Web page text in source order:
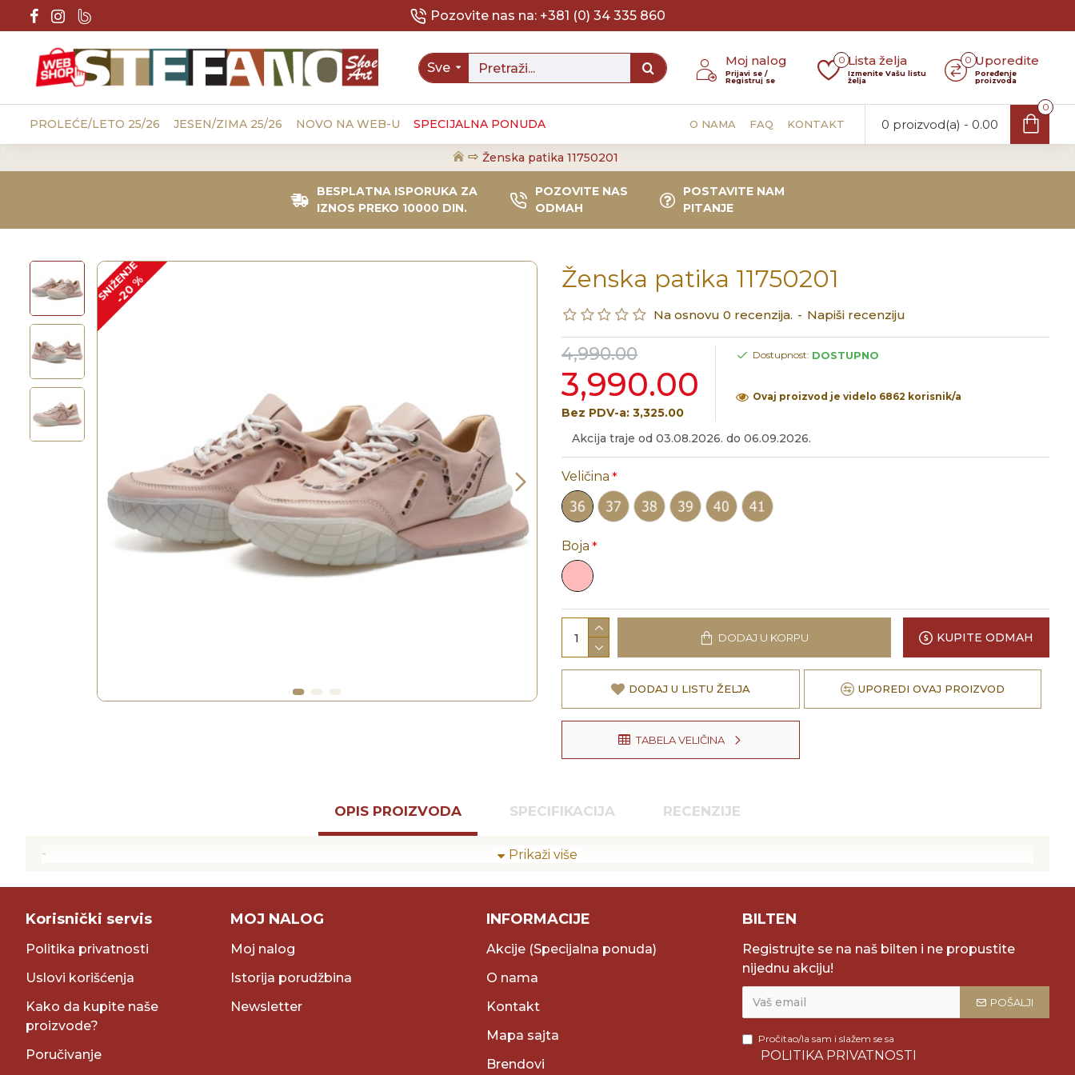
Pozovite nas na: +381 (0) 34 335 860
Sve Moj nalog
Prijavi se /
Registruj se
Lista želja
Izmenite Vašu listu
želja
0 Uporedite
Poređenje
proizvoda
0
PROLEĆE/LETO 25/26 JESEN/ZIMA 25/26 NOVO NA WEB-U SPECIJALNA PONUDA O NAMA FAQ KONTAKT 0 proizvod(a) - 0.00
0
Ženska patika 11750201
BESPLATNA ISPORUKA ZA
IZNOS PREKO 10000 DIN.
POZOVITE NAS
ODMAH
POSTAVITE NAM
PITANJE
SNIŽENJE
-20 % Ženska patika 11750201
Na osnovu 0 recenzija. - Napiši recenziju
3,990.00
4,990.00
Bez PDV-a: 3,325.00
Dostupnost: DOSTUPNO
Ovaj proizvod je videlo 6862 korisnik/a
Akcija traje od 03.08.2026. do 06.09.2026.
Veličina
Boja
DODAJ U KORPU KUPITE ODMAH
DODAJ U LISTU ŽELJA UPOREDI OVAJ PROIZVOD
TABELA VELIČINA
OPIS PROIZVODA SPECIFIKACIJA RECENZIJE
-
Korisnički servis
Politika privatnosti
Uslovi korišćenja
Kako da kupite naše
proizvode?
Poručivanje
MOJ NALOG
Moj nalog
Istorija porudžbina
Newsletter
INFORMACIJE
Akcije (Specijalna ponuda)
O nama
Kontakt
Mapa sajta
Brendovi
BILTEN
Registrujte se na naš bilten i ne propustite
nijednu akciju!
POŠALJI
Pročitao/la sam i slažem se sa
POLITIKA PRIVATNOSTI